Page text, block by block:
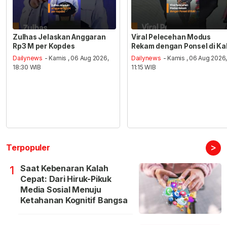
Zulhas Jelaskan Anggaran
Rp3 M per Kopdes
Dailynews - Kamis , 06 Aug 2026,
18:30 WIB
Viral Pelecehan Modus
Rekam dengan Ponsel di
Dailynews - Kamis , 06 Aug 2026,
11:15 WIB
Terpopuler >
1
Saat Kebenaran Kalah
Cepat: Dari Hiruk-Pikuk
Media Sosial Menuju
Ketahanan Kognitif Bangsa